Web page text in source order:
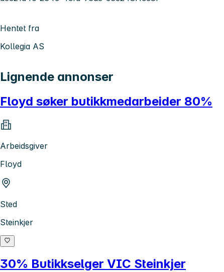
Hentet fra
Kollegia AS
Lignende annonser
Floyd søker butikkmedarbeider 80%
Arbeidsgiver
Floyd
Sted
Steinkjer
30% Butikkselger VIC Steinkjer